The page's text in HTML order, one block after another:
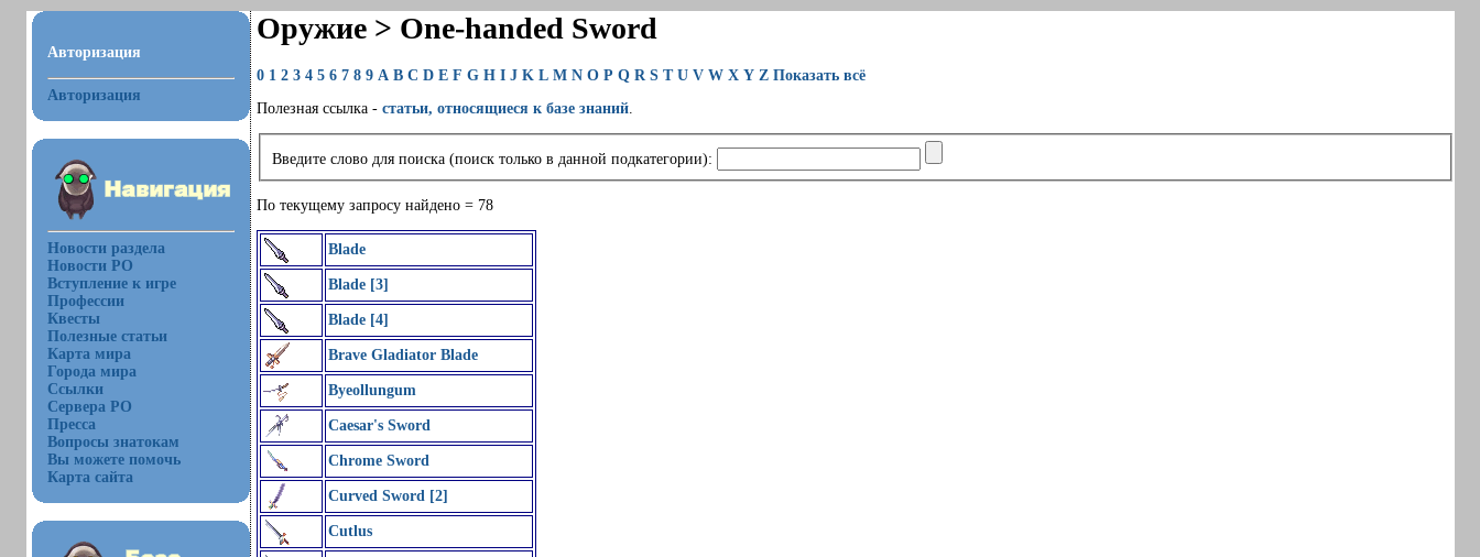
Авторизация
Авторизация
Новости раздела
Новости РО
Вступление к игре
Профессии
Квесты
Полезные статьи
Карта мира
Города мира
Ссылки
Сервера РО
Пресса
Вопросы знатокам
Вы можете помочь
Карта сайта
Оружие > One-handed Sword
0 1 2 3 4 5 6 7 8 9 A B C D E F G H I J K L M N O P Q R S T U V W X Y Z Показать всё
Полезная ссылка - статьи, относящиеся к базе знаний.
Введите слово для поиска (поиск только в данной подкатегории):
По текущему запросу найдено = 78
Blade
Blade [3]
Blade [4]
Brave Gladiator Blade
Byeollungum
Caesar's Sword
Chrome Sword
Curved Sword [2]
Cutlus